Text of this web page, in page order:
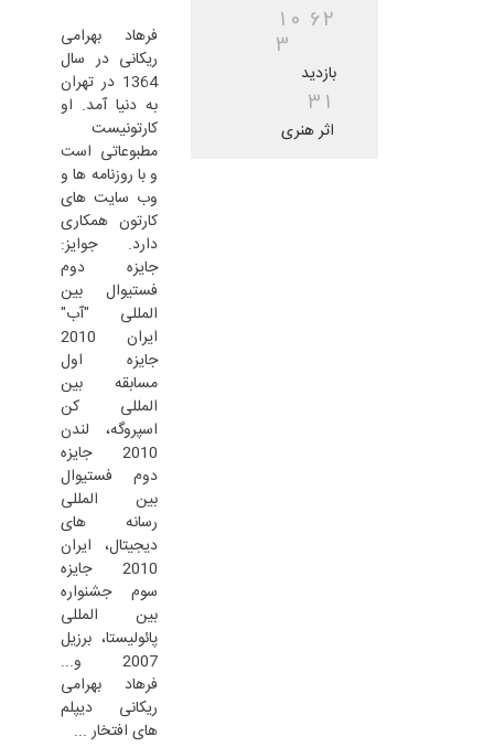
1 0 62
3
بازدید
31
اثر هنری
فرهاد بهرامی
ریکانی در سال
1364 در تهران
به دنیا آمد. او
کارتونیست
مطبوعاتی است
و با روزنامه ها و
وب سایت های
کارتون همکاری
دارد. جوایز:
جایزه دوم
فستیوال بین
المللی "آب"
ایران 2010
جایزه اول
مسابقه بین
المللی کن
اسپروگه، لندن
2010 جایزه
دوم فستیوال
بین المللی
رسانه های
دیجیتال، ایران
2010 جایزه
سوم جشنواره
بین المللی
پائولیستا، برزیل
2007 و...
فرهاد بهرامی
ریکانی دیپلم
های افتخار ...